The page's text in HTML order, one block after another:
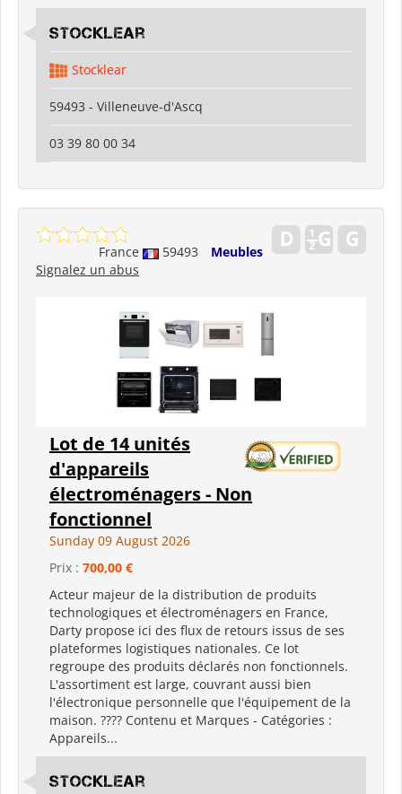
Stocklear
Stocklear
59493 - Villeneuve-d'Ascq
03 39 80 00 34
France 59493
Meubles
Signalez un abus
Lot de 14 unités
d'appareils
électroménagers - Non
fonctionnel
Sunday 09 August 2026
Prix : 700,00 €
Acteur majeur de la distribution de produits
technologiques et électroménagers en France,
Darty propose ici des flux de retours issus de ses
plateformes logistiques nationales. Ce lot
regroupe des produits déclarés non fonctionnels.
L'assortiment est large, couvrant aussi bien
l'électronique personnelle que l'équipement de la
maison. ???? Contenu et Marques - Catégories :
Appareils...
Stocklear